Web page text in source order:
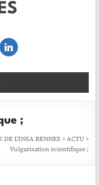
;
DE L'INSA RENNES >ACTU >
Vulgarisation scientifique ;